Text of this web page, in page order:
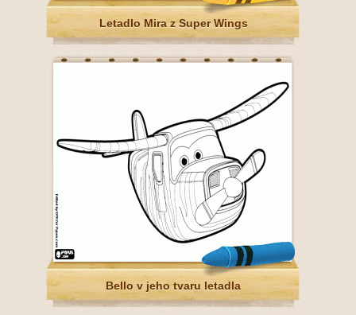
Letadlo Mira z Super Wings
Bello v jeho tvaru letadla